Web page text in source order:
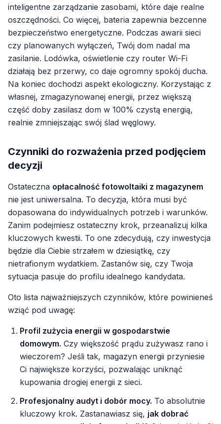
inteligentne zarządzanie zasobami, które daje realne
oszczędności. Co więcej, bateria zapewnia bezcenne
bezpieczeństwo energetyczne. Podczas awarii sieci
czy planowanych wyłączeń, Twój dom nadal ma
zasilanie. Lodówka, oświetlenie czy router Wi-Fi
działają bez przerwy, co daje ogromny spokój ducha.
Na koniec dochodzi aspekt ekologiczny. Korzystając z
własnej, zmagazynowanej energii, przez większą
część doby zasilasz dom w 100% czystą energią,
realnie zmniejszając swój ślad węglowy.
Czynniki do rozważenia przed podjęciem
decyzji
Ostateczna opłacalność fotowoltaiki z magazynem
nie jest uniwersalna. To decyzja, która musi być
dopasowana do indywidualnych potrzeb i warunków.
Zanim podejmiesz ostateczny krok, przeanalizuj kilka
kluczowych kwestii. To one zdecydują, czy inwestycja
będzie dla Ciebie strzałem w dziesiątkę, czy
nietrafionym wydatkiem. Zastanów się, czy Twoja
sytuacja pasuje do profilu idealnego kandydata.
Oto lista najważniejszych czynników, które powinieneś
wziąć pod uwagę:
Profil zużycia energii w gospodarstwie
domowym. Czy większość prądu zużywasz rano i
wieczorem? Jeśli tak, magazyn energii przyniesie
Ci największe korzyści, pozwalając uniknąć
kupowania drogiej energii z sieci.
Profesjonalny audyt i dobór mocy. To absolutnie
kluczowy krok. Zastanawiasz się, jak dobrać